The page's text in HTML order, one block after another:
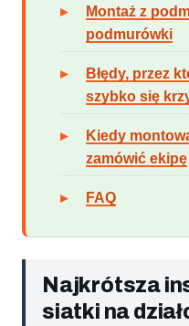
Montaż z
podmurówki
Błędy, przez
szybko się
Kiedy
zamówić ekipę
FAQ
Najkrótsza
siatki na